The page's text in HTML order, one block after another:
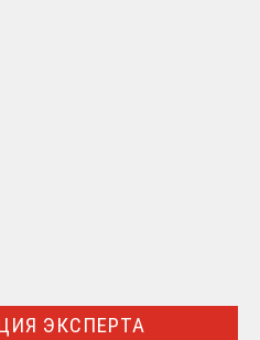
ЭКСПЕРТА